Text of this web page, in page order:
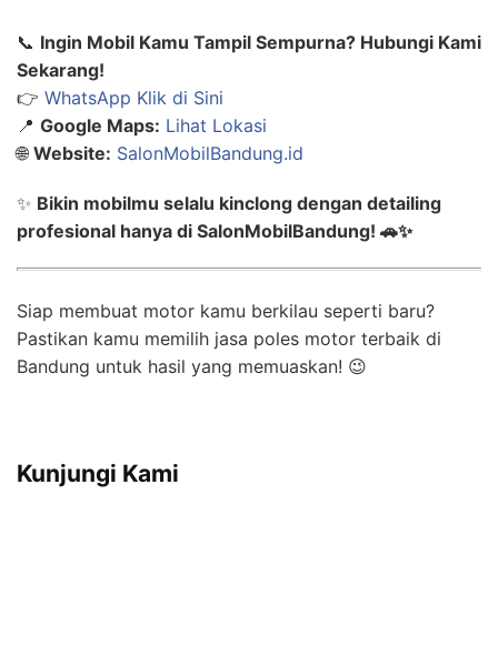
📞 Ingin Mobil Kamu Tampil Sempurna? Hubungi Kami
Sekarang!
👉 WhatsApp Klik di Sini
📍 Google Maps: Lihat Lokasi
🌐 Website: SalonMobilBandung.id
✨ Bikin mobilmu selalu kinclong dengan detailing
profesional hanya di SalonMobilBandung! 🚗✨
Siap membuat motor kamu berkilau seperti baru?
Pastikan kamu memilih jasa poles motor terbaik di
Bandung untuk hasil yang memuaskan! 😉
Kunjungi Kami